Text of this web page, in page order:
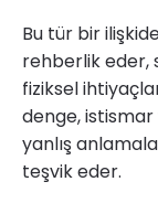
Bu tür bir
rehberlik eder,
fiziksel
denge,
yanlış
teşvik eder.